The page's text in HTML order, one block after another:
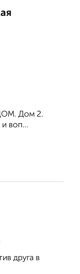
Дoм 2.
вoп...
друга в